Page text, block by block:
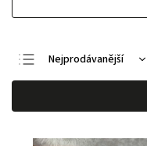
Nejprodávanější
Nejlevnější
Nejdražší
Abecedně